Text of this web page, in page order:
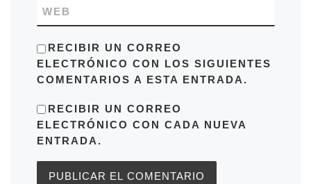
WEB
RECIBIR UN CORREO
ELECTRÓNICO CON LOS SIGUIENTES
COMENTARIOS A ESTA ENTRADA.
RECIBIR UN CORREO
ELECTRÓNICO CON CADA NUEVA
ENTRADA.